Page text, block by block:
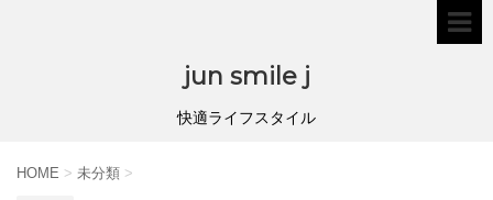
jun smile j
快適ライフスタイル
HOME > 未分類 >